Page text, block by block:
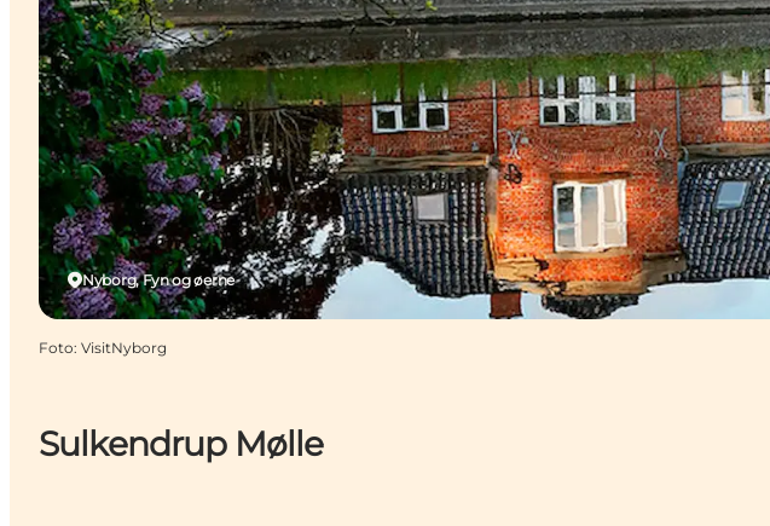
Sulkendrup Mølle
Nyborg, Fyn og øerne
Foto: VisitNyborg